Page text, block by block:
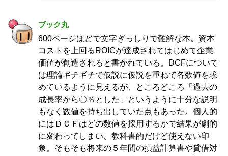
ブック丸
600ページほどで文字ぎっしりで難解な本。資本
コストを上回るROICが達成されてはじめて企業
価値が創造されると書かれている。DCFについて
は理論ギチギチで仮説に仮説を重ねて各数値を求
めているように見えるが、ところどころ「過去の
成長率から〇％とした」というように十分な説明
もなく数値を持ち出していた点もあった。個人的
にはＤＣＦはどの数値を採用するかで結果が劇的
に変わってしまい、教科書的だけど使えない印
象。そもそも将来の５年間の損益計算書や貸借対